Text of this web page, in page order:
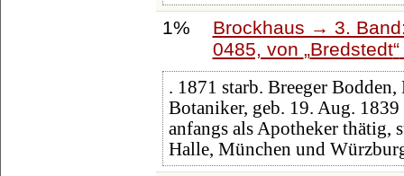
1%
Brockhaus → 3.
0485, von Bredstedt
. 1871 starb. Breeger
Botaniker, geb. 19. Aug.
anfangs als Apotheker thätig,
Halle, München und